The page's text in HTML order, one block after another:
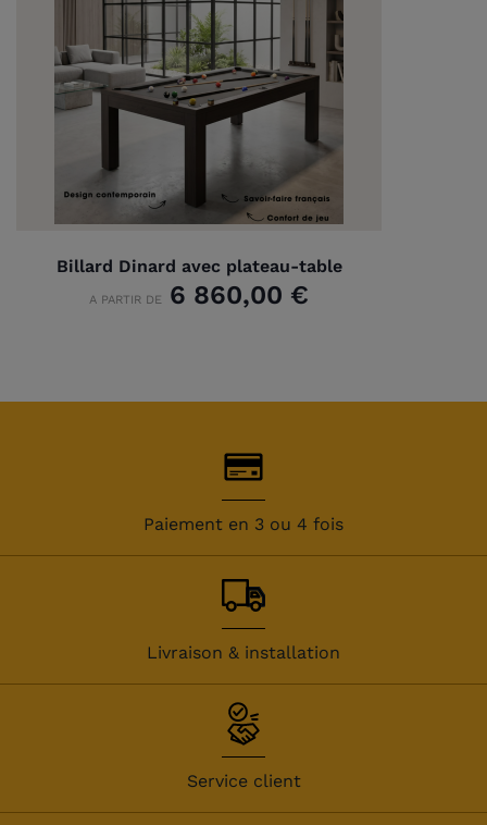
Billard Dinard avec plateau-table
A PARTIR DE 6 860,00 €
Paiement en 3 ou 4 fois
Livraison & installation
Service client